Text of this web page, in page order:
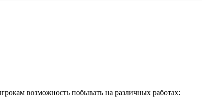
возможность побывать на различных работах: